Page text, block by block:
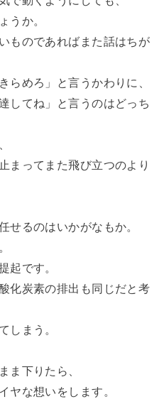
うか。
ものであればまた話はちが
らめろ」と言うかわりに、
してね」と言うのはどっち
まってまた飛び立つのより
せるのはいかがなもか。
起です。
化炭素の排出も同じだと考
しまう。
ま下りたら、
ヤな想いをします。